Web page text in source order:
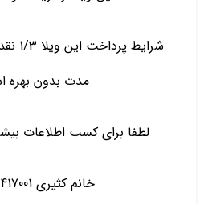
مدت بدون بهره
لطفا برای کسب اطلاعات
خانم کثیری 09129417001